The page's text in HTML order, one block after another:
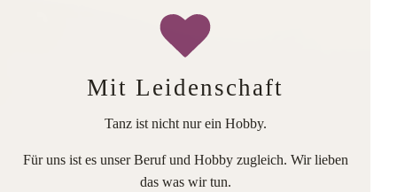
Mit Leidenschaft
Tanz ist nicht nur ein Hobby.
Für uns ist es unser Beruf und Hobby zugleich. Wir lieben
das was wir tun.